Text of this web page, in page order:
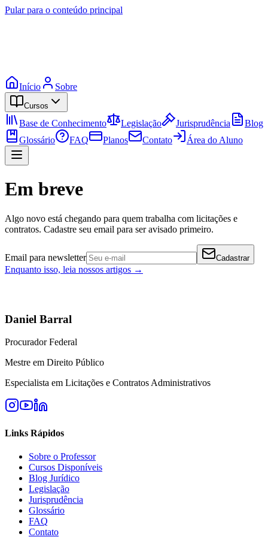
Pular para o conteúdo principal
Início Sobre
Cursos
Base de Conhecimento Legislação Jurisprudência
Blog
Glossário
FAQ Planos Contato Área do Aluno
Em breve
Algo novo está chegando para quem trabalha com licitações e
contratos. Cadastre seu email para ser avisado primeiro.
Email para newsletter Cadastrar
Enquanto isso, leia nossos artigos →
Daniel Barral
Procurador Federal
Mestre em Direito Público
Especialista em Licitações e Contratos Administrativos
Links Rápidos
Sobre o Professor
Cursos Disponíveis
Blog Jurídico
Legislação
Jurisprudência
Glossário
FAQ
Contato